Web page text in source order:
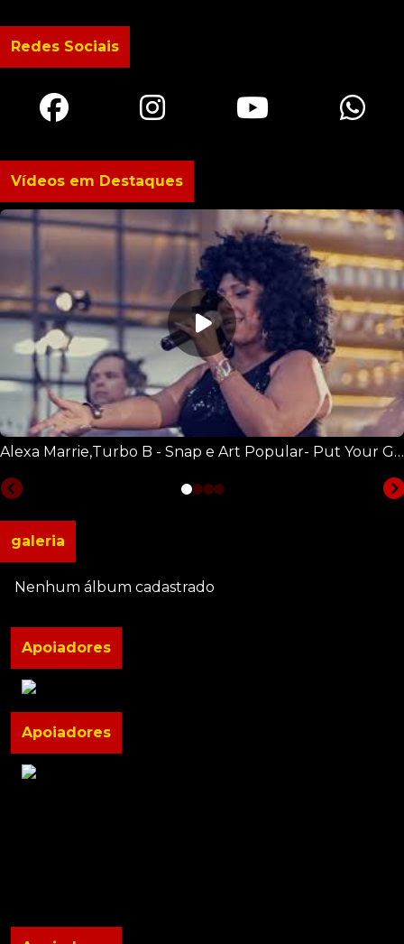
Redes Sociais
Vídeos em Destaques
Alexa Marrie,Turbo B - Snap e Art Popular- Put Your Glass Up
galeria
Nenhum álbum cadastrado
Apoiadores
Apoiadores